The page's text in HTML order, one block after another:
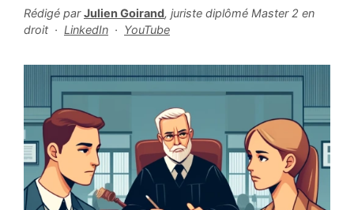
Rédigé parJulien Goirand, juriste diplômé Master 2 en
droit · LinkedIn · YouTube